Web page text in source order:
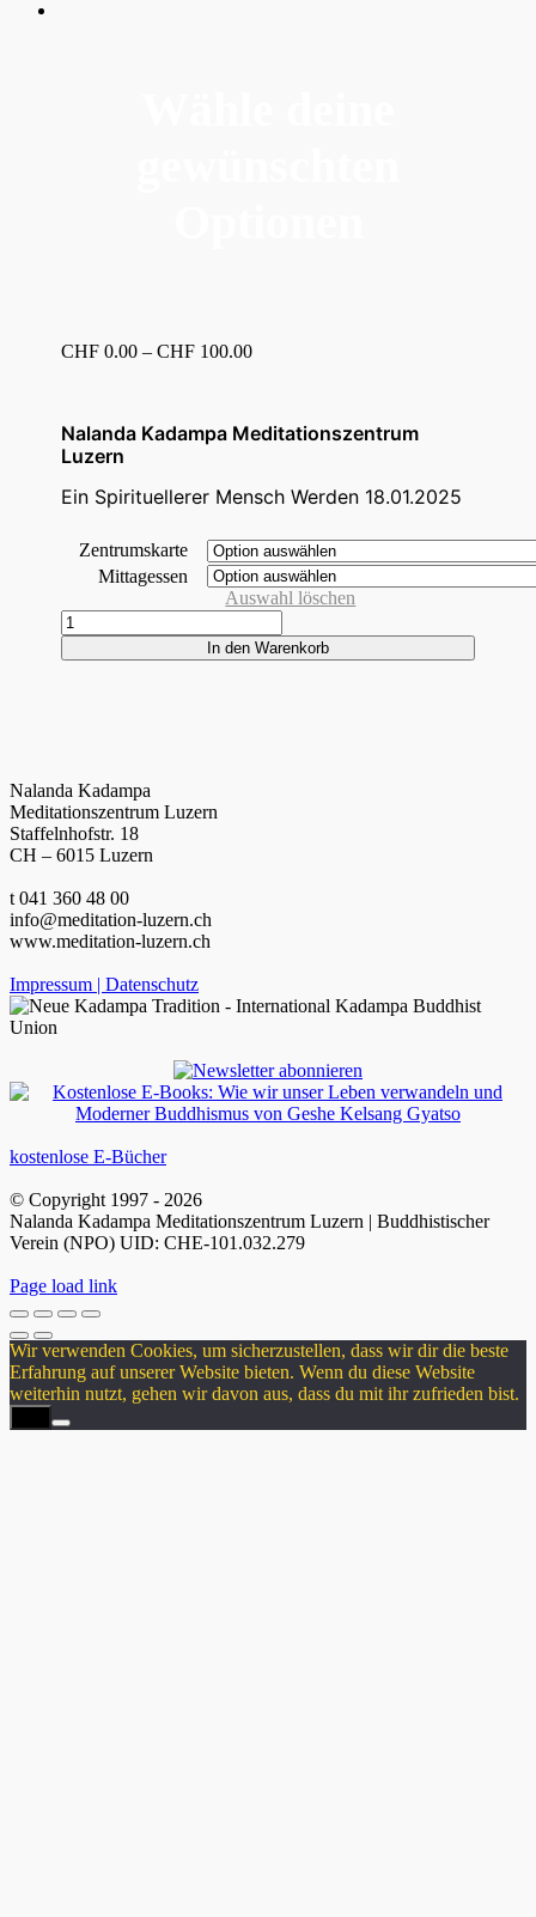
CHF 0.00 –CHF 100.00Preisspanne:
Nalanda Kadampa Meditationszentrum
Luzern
Ein Spirituellerer Mensch Werden 18.01.2025
Zentrumskarte
Mittagessen
Auswahl löschen
Ein
spirituellerer
Mensch
In den Warenkorb
Nalanda Kadampa
Meditationszentrum Luzern
Staffelnhofstr. 18
CH – 6015 Luzern
t 041 360 48 00
info@meditation-luzern.ch
www.meditation-luzern.ch
Impressum | Datenschutz
kostenlose E-Bücher
© Copyright 1997 - 2026
Nalanda Kadampa Meditationszentrum Luzern | Buddhistischer
Verein (NPO) UID: CHE-101.032.279
Facebook
YouTube
Instagram
Page load link
Wir verwenden Cookies, um sicherzustellen, dass wir dir die beste
Erfahrung auf unserer Website bieten. Wenn du diese Website
weiterhin nutzt, gehen wir davon aus, dass du mit ihr zufrieden bist.